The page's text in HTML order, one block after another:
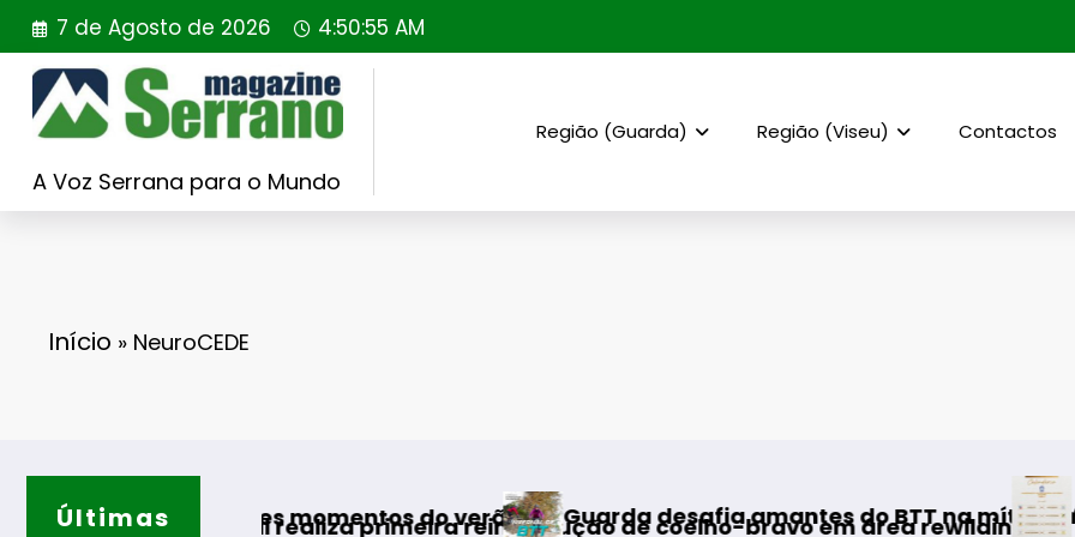
Saltar
para
conteúdo
7 de Agosto de 2026 4:50:56 AM
A Voz Serrana para o Mundo
Região (Guarda) Região (Viseu) Contactos
Início » NeuroCEDE
Últimas
momentos do verão
realiza primeira reintrodução de coelho-bravo em área rewilding
Guarda desafia amantes do BTT na mítica Invernal Cidade
AF Viseu –